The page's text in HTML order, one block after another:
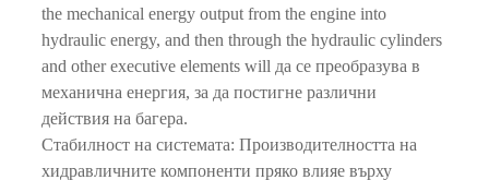
the mechanical energy output from the engine into
hydraulic energy, and then through the hydraulic cylinders
and other executive elements will да се преобразува в
механична енергия, за да постигне различни
действия на багера.
Стабилност на системата: Производителността на
хидравличните компоненти пряко влияе върху